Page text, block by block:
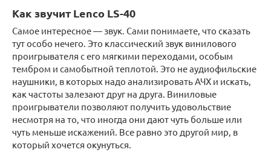
Как звучит Lenco LS-40
Самое интересное — звук. Сами понимаете, что сказать
тут особо нечего. Это классический звук винилового
проигрывателя с его мягкими переходами, особым
тембром и самобытной теплотой. Это не аудиофильские
наушники, в которых надо анализировать АЧХ и искать,
как частоты залезают друг на друга. Виниловые
проигрыватели позволяют получить удовольствие
несмотря на то, что иногда они дают чуть больше или
чуть меньше искажений. Все равно это другой мир, в
который хочется окунуться.